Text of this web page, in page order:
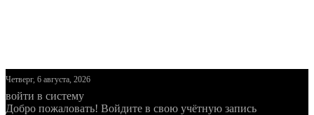
Четверг, 6 августа, 2026
войти в систему
Добро пожаловать! Войдите в свою учётную запись